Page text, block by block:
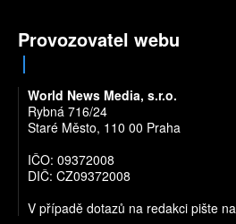
Provozovatel webu
World News Media, s.r.o.
Rybná 716/24
Staré Město, 110 00 Praha
IČO: 09372008
DIČ: CZ09372008
V případě dotazů na redakci pište na